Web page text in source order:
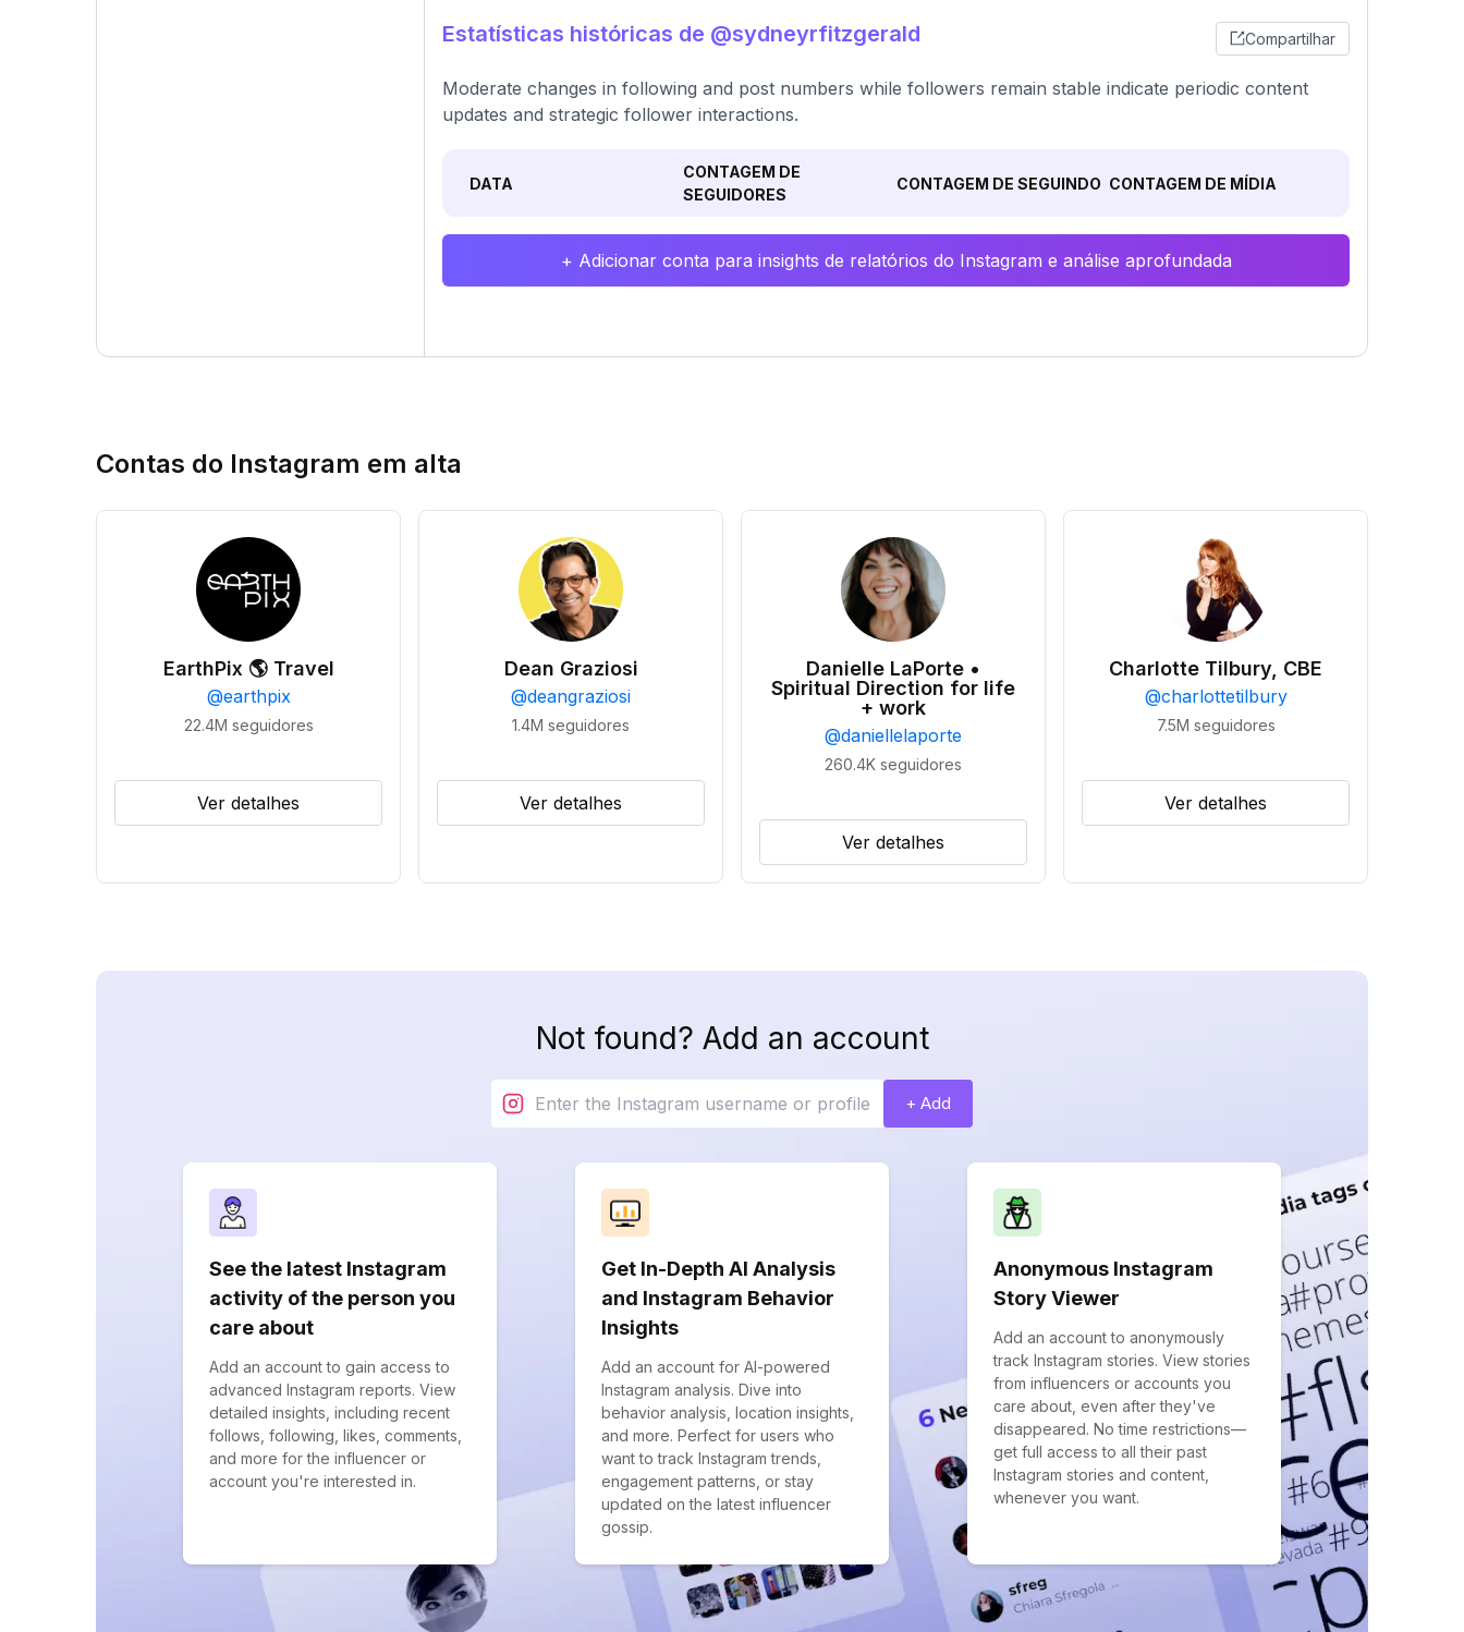
Estatísticas históricas de @sydneyrfitzgerald Compartilhar
Moderate changes in following and post numbers while followers remain stable indicate periodic content
updates and strategic follower interactions.
DATA
CONTAGEM DE
SEGUIDORES
CONTAGEM DE SEGUINDO CONTAGEM DE MÍDIA
+ Adicionar conta para insights de relatórios do Instagram e análise aprofundada
Contas do Instagram em alta
EarthPix 🌎 Travel
@earthpix
22.4M seguidores
Ver detalhes
Dean Graziosi
@deangraziosi
1.4M seguidores
Ver detalhes
Danielle LaPorte •
Spiritual Direction for life
+ work
@daniellelaporte
260.4K seguidores
Ver detalhes
Charlotte Tilbury, CBE
@charlottetilbury
7.5M seguidores
Ver detalhes
Not found? Add an account
+ Add
See the latest Instagram
activity of the person you
care about
Add an account to gain access to
advanced Instagram reports. View
detailed insights, including recent
follows, following, likes, comments,
and more for the influencer or
account you're interested in.
Get In-Depth AI Analysis
and Instagram Behavior
Insights
Add an account for AI-powered
Instagram analysis. Dive into
behavior analysis, location insights,
and more. Perfect for users who
want to track Instagram trends,
engagement patterns, or stay
updated on the latest influencer
gossip.
Anonymous Instagram
Story Viewer
Add an account to anonymously
track Instagram stories. View stories
from influencers or accounts you
care about, even after they've
disappeared. No time restrictions—
get full access to all their past
Instagram stories and content,
whenever you want.